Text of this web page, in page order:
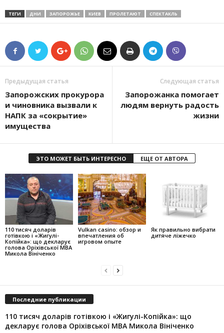
ТЕГИ ДНИ ЗАПОРОЖЬЕ КИЕВ ПРОЛЕТАЮТ СПЕКТАКЛЬ
Предыдущая статья
Запорожских прокурора
и чиновника вызвали к
НАПК за «сокрытие»
имущества
Следующая статья
Запорожанка помогает
людям вернуть радость
жизни
ЭТО МОЖЕТ БЫТЬ ИНТЕРЕСНО ЕЩЕ ОТ АВТОРА
110 тисяч доларів
готівкою і «Жигулі-
Копійка»: що декларує
голова Оріхівської МВА
Микола Вініченко
Vulkan casino: обзор и
впечатления об
игровом опыте
Як правильно вибрати
дитяче ліжечко
Последние публикации
110 тисяч доларів готівкою і «Жигулі-Копійка»: що
декларує голова Оріхівської МВА Микола Вініченко